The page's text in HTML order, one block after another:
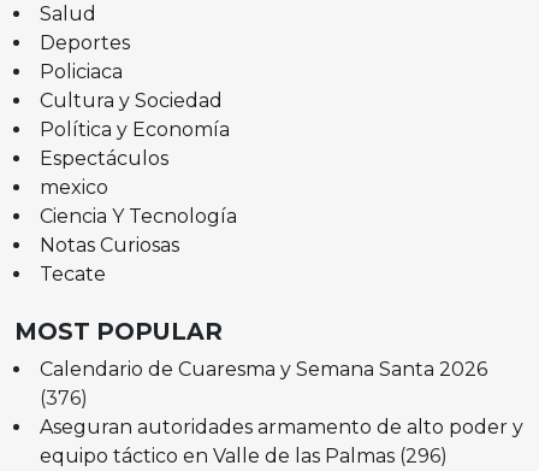
Salud
Deportes
Policiaca
Cultura y Sociedad
Política y Economía
Espectáculos
mexico
Ciencia Y Tecnología
Notas Curiosas
Tecate
MOST POPULAR
Calendario de Cuaresma y Semana Santa 2026
(376)
Aseguran autoridades armamento de alto poder y
equipo táctico en Valle de las Palmas (296)